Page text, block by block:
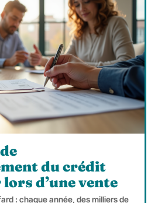
du crédit
d’une vente
: chaque année, des milliers de